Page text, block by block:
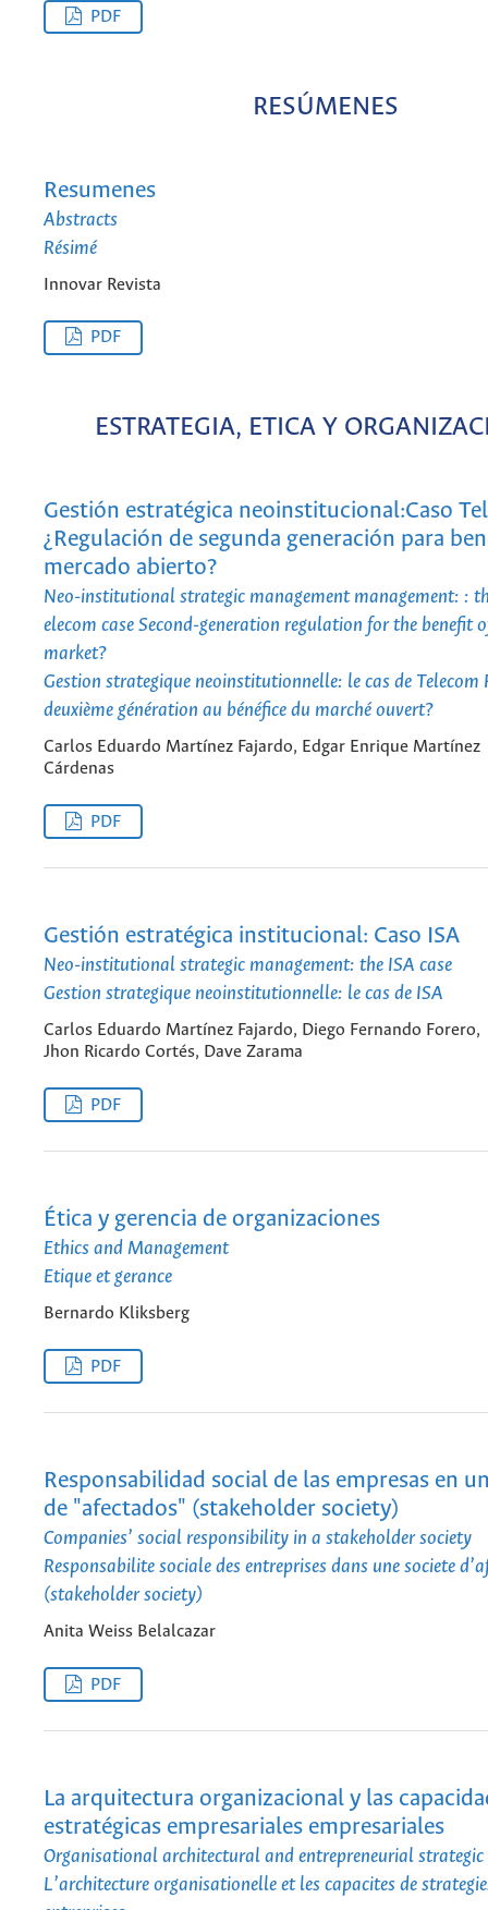
PDF
RESÚMENES
Resumenes
Abstracts
Résimé
Innovar Revista
PDF
ESTRATEGIA, ETICA Y
Gestión estratégica neoinstitucional:Caso
¿Regulación de segunda generación para
mercado abierto?
Neo-institutional strategic management management: :
elecom case Second-generation regulation for the benefit
market?
Gestion strategique neoinstitutionnelle: le cas de Telecom
deuxième génération au bénéfice du marché ouvert?
Carlos Eduardo Martínez Fajardo, Edgar Enrique Martínez
Cárdenas
PDF
Gestión estratégica institucional: Caso ISA
Neo-institutional strategic management: the ISA case
Gestion strategique neoinstitutionnelle: le cas de ISA
Carlos Eduardo Martínez Fajardo, Diego Fernando Forero,
Jhon Ricardo Cortés, Dave Zarama
PDF
Ética y gerencia de organizaciones
Ethics and Management
Etique et gerance
Bernardo Kliksberg
PDF
Responsabilidad social de las empresas en
de "afectados" (stakeholder society)
Companies’ social responsibility in a stakeholder society
Responsabilite sociale des entreprises dans une societe
(stakeholder society)
Anita Weiss Belalcazar
PDF
La arquitectura organizacional y las
estratégicas empresariales empresariales
Organisational architectural and entrepreneurial
L’architecture organisationelle et les capacites de